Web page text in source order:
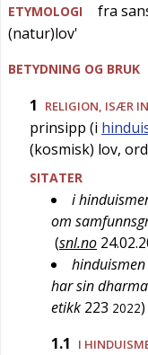
ETYMOLOGI fra
(natur)lov'
BETYDNING OG BRUK
1 RELIGION, ISÆR
prinsipp (i
(kosmisk) lov,
SITATER
i
om
(snl.no
har sin dharma
etikk 223 2022)
1.1
I